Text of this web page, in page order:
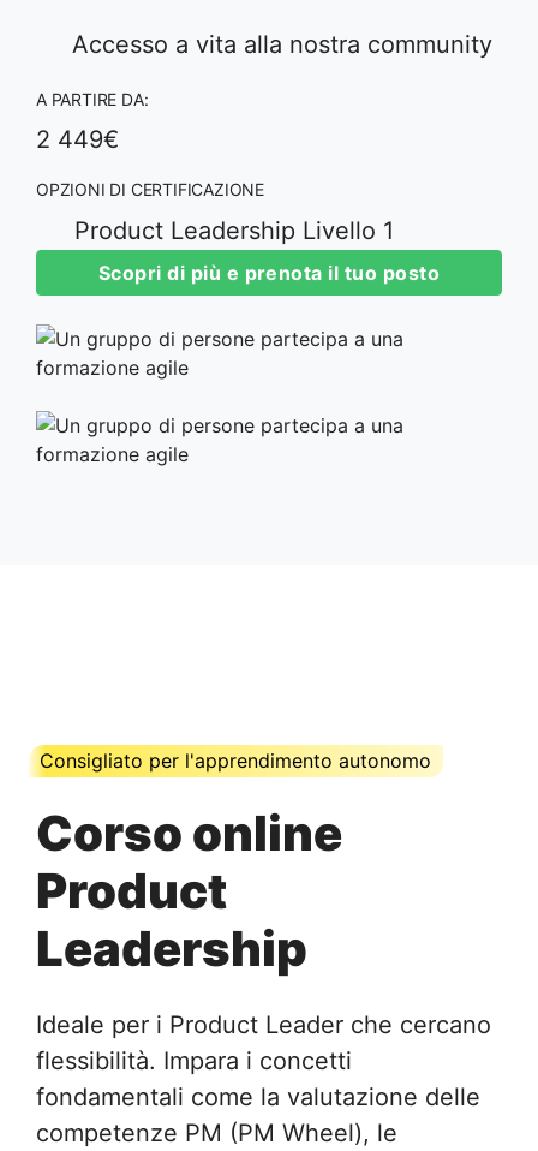
Accesso a vita alla nostra community
A PARTIRE DA:
2 449€
OPZIONI DI CERTIFICAZIONE
Product Leadership Livello 1
Scopri di più e prenota il tuo posto
Consigliato per l'apprendimento autonomo
Corso online
Product
Leadership
Ideale per i Product Leader che cercano
flessibilità. Impara i concetti
fondamentali come la valutazione delle
competenze PM (PM Wheel), le